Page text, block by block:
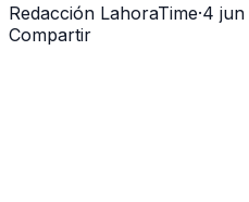
Redacción LahoraTime·4 jun
Compartir